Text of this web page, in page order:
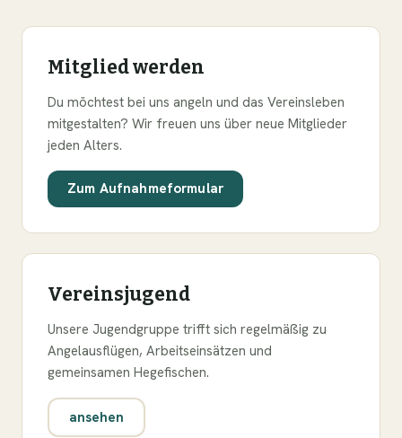
Mitglied werden
Du möchtest bei uns angeln und das Vereinsleben
mitgestalten? Wir freuen uns über neue Mitglieder
jeden Alters.
Zum Aufnahmeformular
Vereinsjugend
Unsere Jugendgruppe trifft sich regelmäßig zu
Angelausflügen, Arbeitseinsätzen und
gemeinsamen Hegefischen.
ansehen